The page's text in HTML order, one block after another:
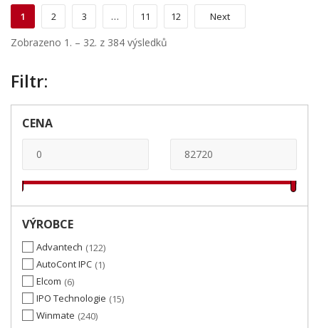
1 2 3 … 11 12 Next
Zobrazeno 1. – 32. z 384 výsledků
Filtr:
CENA
VÝROBCE
Advantech
122
AutoCont IPC 1
Elcom 6
IPO Technologie
15
Winmate 240